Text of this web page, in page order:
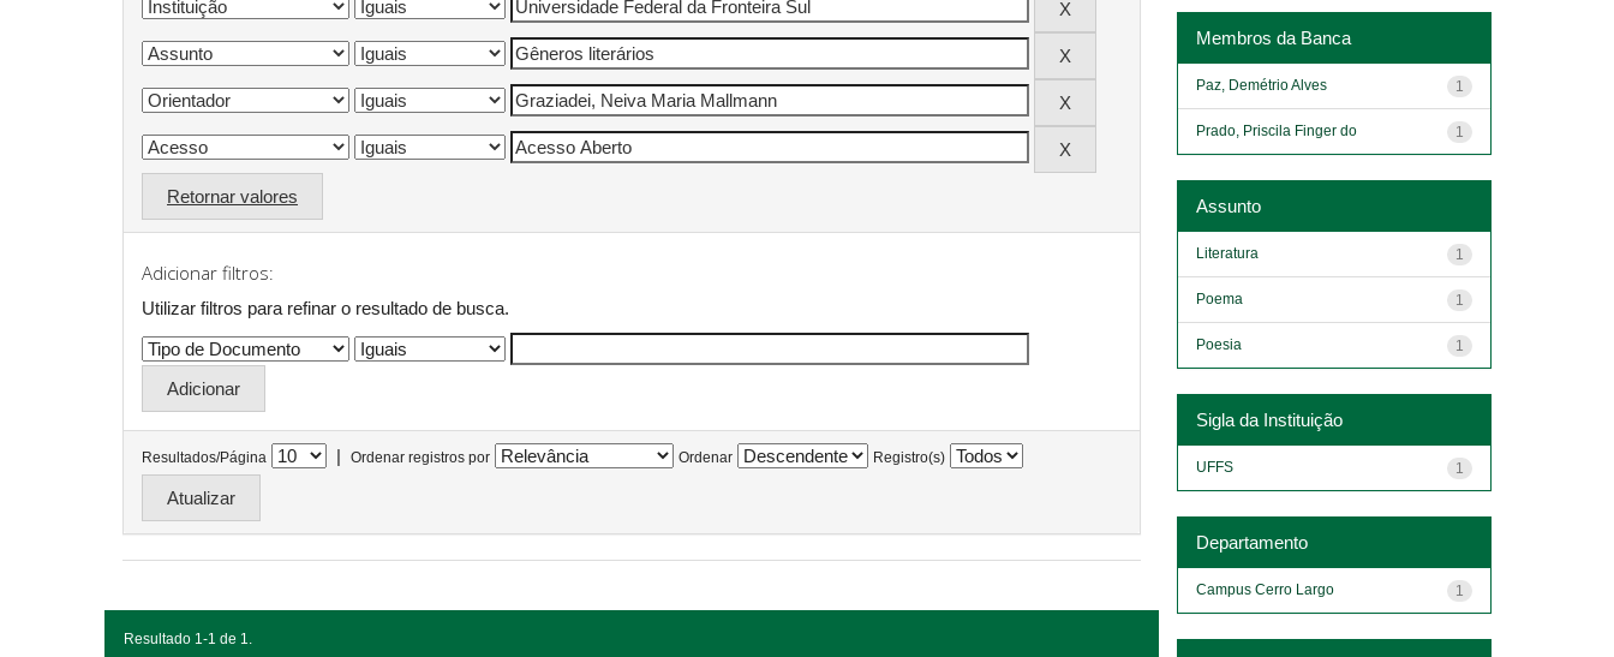
Retornar valores
Adicionar filtros:
Utilizar filtros para refinar o resultado de busca.
Resultados/Página | Ordenar registros por Ordenar Registro(s)
Resultado 1-1 de 1.
Membros da Banca
1
Paz, Demétrio Alves
1
Prado, Priscila Finger do
Assunto
1
Literatura
1
Poema
1
Poesia
Sigla da Instituição
1
UFFS
Departamento
1
Campus Cerro Largo